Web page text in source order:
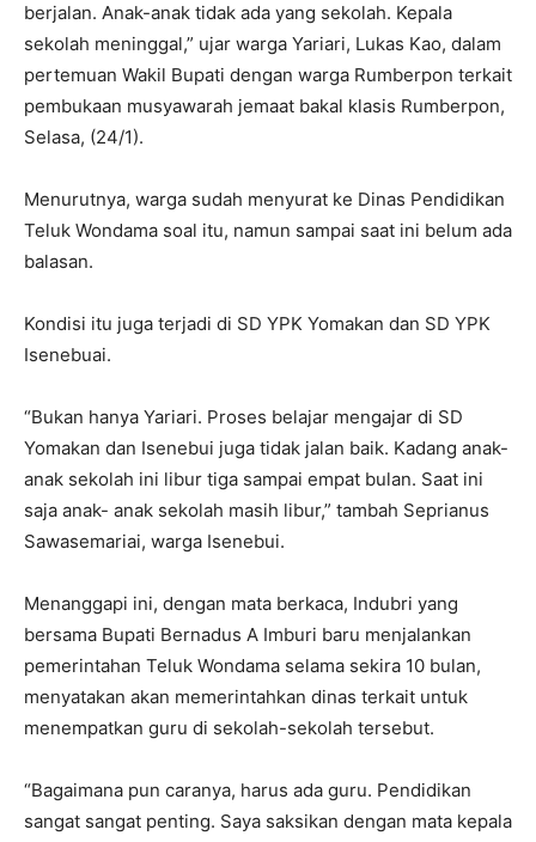
berjalan. Anak-anak tidak ada yang sekolah. Kepala
sekolah meninggal,” ujar warga Yariari, Lukas Kao, dalam
pertemuan Wakil Bupati dengan warga Rumberpon terkait
pembukaan musyawarah jemaat bakal klasis Rumberpon,
Selasa, (24/1).
Menurutnya, warga sudah menyurat ke Dinas Pendidikan
Teluk Wondama soal itu, namun sampai saat ini belum ada
balasan.
Kondisi itu juga terjadi di SD YPK Yomakan dan SD YPK
Isenebuai.
“Bukan hanya Yariari. Proses belajar mengajar di SD
Yomakan dan Isenebui juga tidak jalan baik. Kadang anak-
anak sekolah ini libur tiga sampai empat bulan. Saat ini
saja anak- anak sekolah masih libur,” tambah Seprianus
Sawasemariai, warga Isenebui.
Menanggapi ini, dengan mata berkaca, Indubri yang
bersama Bupati Bernadus A Imburi baru menjalankan
pemerintahan Teluk Wondama selama sekira 10 bulan,
menyatakan akan memerintahkan dinas terkait untuk
menempatkan guru di sekolah-sekolah tersebut.
“Bagaimana pun caranya, harus ada guru. Pendidikan
sangat sangat penting. Saya saksikan dengan mata kepala